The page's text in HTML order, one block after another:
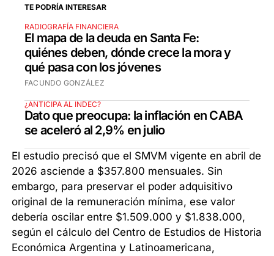
TE PODRÍA INTERESAR
RADIOGRAFÍA FINANCIERA
El mapa de la deuda en Santa Fe:
quiénes deben, dónde crece la mora y
qué pasa con los jóvenes
FACUNDO GONZÁLEZ
¿ANTICIPA AL INDEC?
Dato que preocupa: la inflación en CABA
se aceleró al 2,9% en julio
El estudio precisó que el SMVM vigente en abril de
2026 asciende a $357.800 mensuales. Sin
embargo, para preservar el poder adquisitivo
original de la remuneración mínima, ese valor
debería oscilar entre $1.509.000 y $1.838.000,
según el cálculo del Centro de Estudios de Historia
Económica Argentina y Latinoamericana,